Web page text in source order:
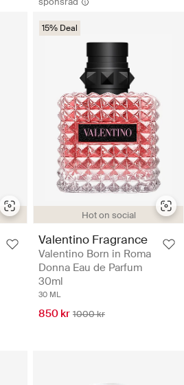
Hot on social
15% Deal
Valentino Fragrance
Valentino Born in Roma
Donna Eau de Parfum
30ml
30 ML
850 kr 1000 kr